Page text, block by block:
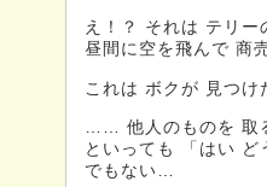
え！？ それは テリ
昼間に空を飛んで 商
これは ボクが 見つけ
…… 他人のものを 取
といっても 「はい ど
でもない…